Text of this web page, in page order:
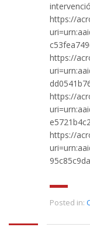
https://
https://
https://
https://
Posted in: